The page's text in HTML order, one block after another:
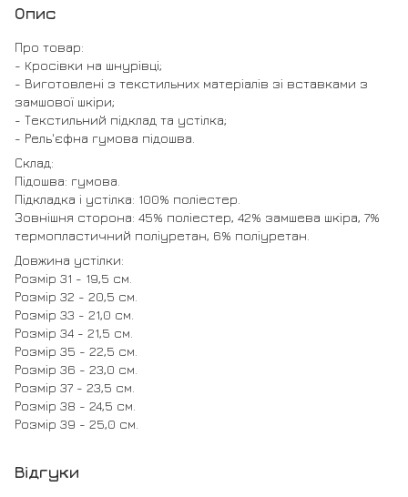
Опис
Про товар:
- Кросівки на шнурівці;
- Виготовлені з текстильних матеріалів зі вставками з
замшової шкіри;
- Текстильний підклад та устілка;
- Рель'єфна гумова підошва.
Склад:
Підошва: гумова.
Підкладка і устілка: 100% поліестер.
Зовнішня сторона: 45% поліестер, 42% замшева шкіра, 7%
термопластичний поліуретан, 6% поліуретан.
Довжина устілки:
Розмір 31 - 19,5 см.
Розмір 32 - 20,5 см.
Розмір 33 - 21,0 см.
Розмір 34 - 21,5 см.
Розмір 35 - 22,5 см.
Розмір 36 - 23,0 см.
Розмір 37 - 23,5 см.
Розмір 38 - 24,5 см.
Розмір 39 - 25,0 см.
Відгуки